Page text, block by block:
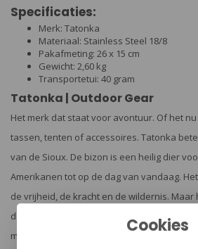
Specificaties:
Merk: Tatonka
Materiaal: Stainless Steel 18/8
Pakafmeting: 26 x 15 cm
Gewicht: 2,60 kg
Transportetui: 40 gram
Tatonka | Outdoor Gear
Het merk dat staat voor avontuur. Of het
tassen, tenten of accessoires. Tatonka
van de Sioux. De bizon is een heilig dier
Amerikanen tot op de dag van vandaag.
de vrijheid, de kracht en de wildernis.
dan dat. Het is assertief en kent zijn eigen
merk kan het zich volledig identificeren met
Cookies